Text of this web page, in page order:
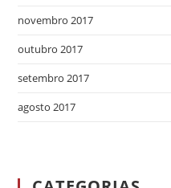
novembro 2017
outubro 2017
setembro 2017
agosto 2017